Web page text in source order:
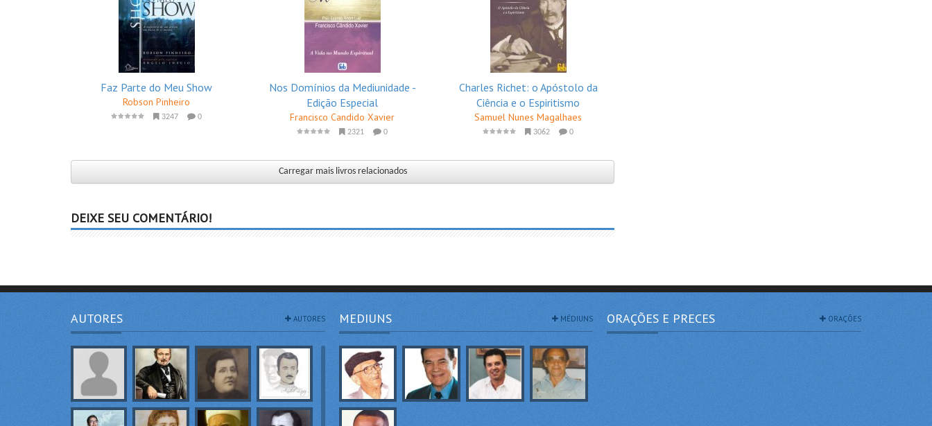
Faz Parte do Meu Show
Robson Pinheiro
3247 0
Nos Domínios da Mediunidade -
Edição Especial
Francisco Candido Xavier
2321 0
Charles Richet: o Apóstolo da
Ciência e o Espiritismo
Samuel Nunes Magalhaes
3062 0
Carregar mais livros relacionados
DEIXE SEU COMENTÁRIO!
AUTORES AUTORES MEDIUNS MÉDIUNS ORAÇÕES E PRECES ORAÇÕES